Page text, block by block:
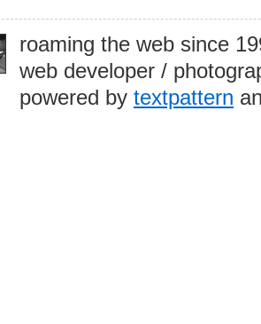
roaming the web since
web developer /
powered by textpattern